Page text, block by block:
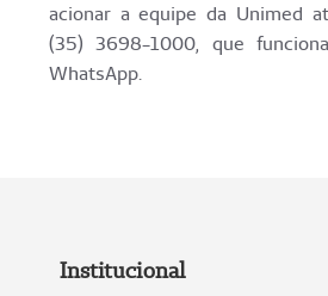
acionar a equipe da Unimed
(35) 3698-1000, que
WhatsApp.
Institucional